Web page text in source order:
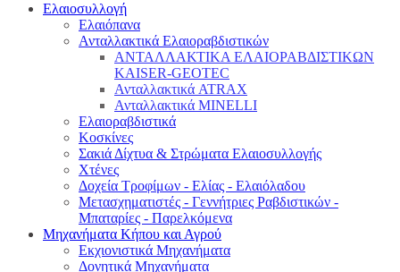
Ελαιοσυλλογή
Ελαιόπανα
Ανταλλακτικά Ελαιοραβδιστικών
ΑΝΤΑΛΛΑΚΤΙΚΑ ΕΛΑΙΟΡΑΒΔΙΣΤΙΚΩΝ
KAISER-GEOTEC
Ανταλλακτικά ATRAX
Ανταλλακτικά MINELLI
Ελαιοραβδιστικά
Κοσκίνες
Σακιά Δίχτυα & Στρώματα Ελαιοσυλλογής
Χτένες
Δοχεία Τροφίμων - Ελίας - Ελαιόλαδου
Μετασχηματιστές - Γεννήτριες Ραβδιστικών -
Μπαταρίες - Παρελκόμενα
Μηχανήματα Κήπου και Αγρού
Εκχιονιστικά Μηχανήματα
Δονητικά Μηχανήματα